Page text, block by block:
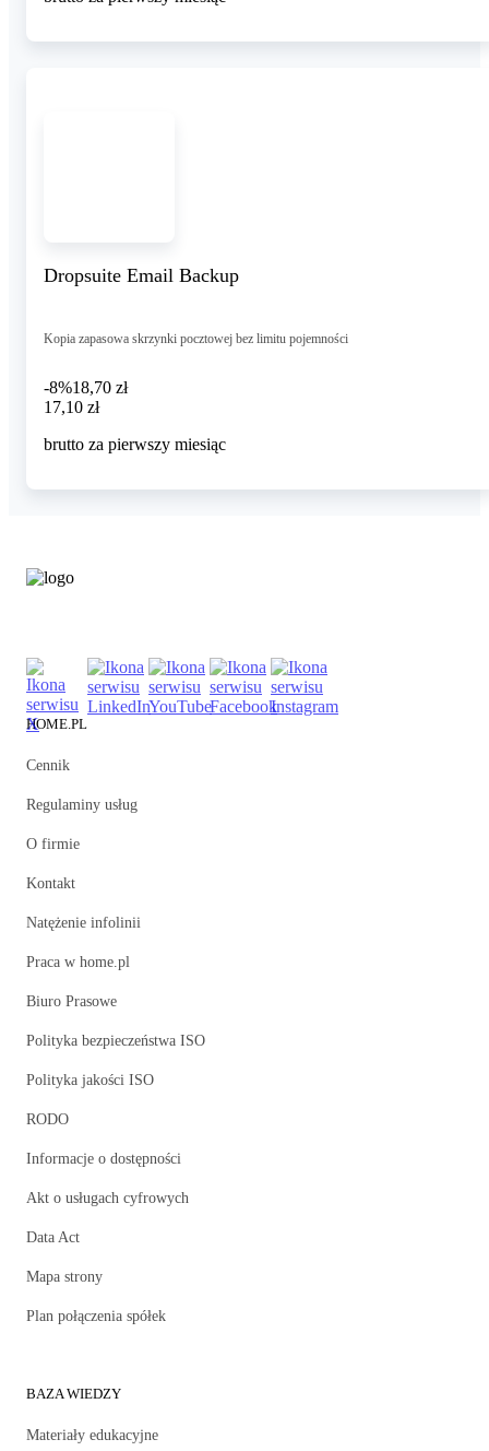
Dropsuite Email Backup
Kopia zapasowa skrzynki pocztowej bez limitu pojemności
-8%18,70 zł
17,10 zł
17,10 zł
brutto za pierwszy miesiąc
HOME.PL
Cennik
Regulaminy usług
O firmie
Kontakt
Natężenie infolinii
Praca w home.pl
Biuro Prasowe
Polityka bezpieczeństwa ISO
Polityka jakości ISO
RODO
Informacje o dostępności
Akt o usługach cyfrowych
Data Act
Mapa strony
Plan połączenia spółek
BAZA WIEDZY
Materiały edukacyjne